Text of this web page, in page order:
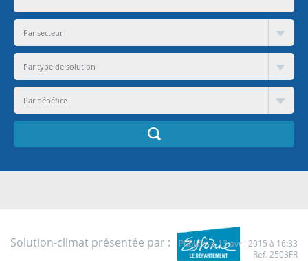
Solution-climat présentée par :
Publiée le 13 avril 2015 à 16:33
Ref. 2503FR